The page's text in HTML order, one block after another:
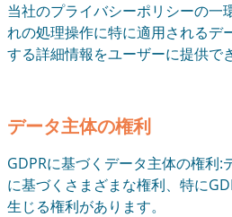
当社のプライバシーポリシーの一
れの処理操作に特に適用されるデ
する詳細情報をユーザーに提供で
データ主体の権利
GDPRに基づくデータ主体の権利:
に基づくさまざまな権利、特に
生じる権利があります。